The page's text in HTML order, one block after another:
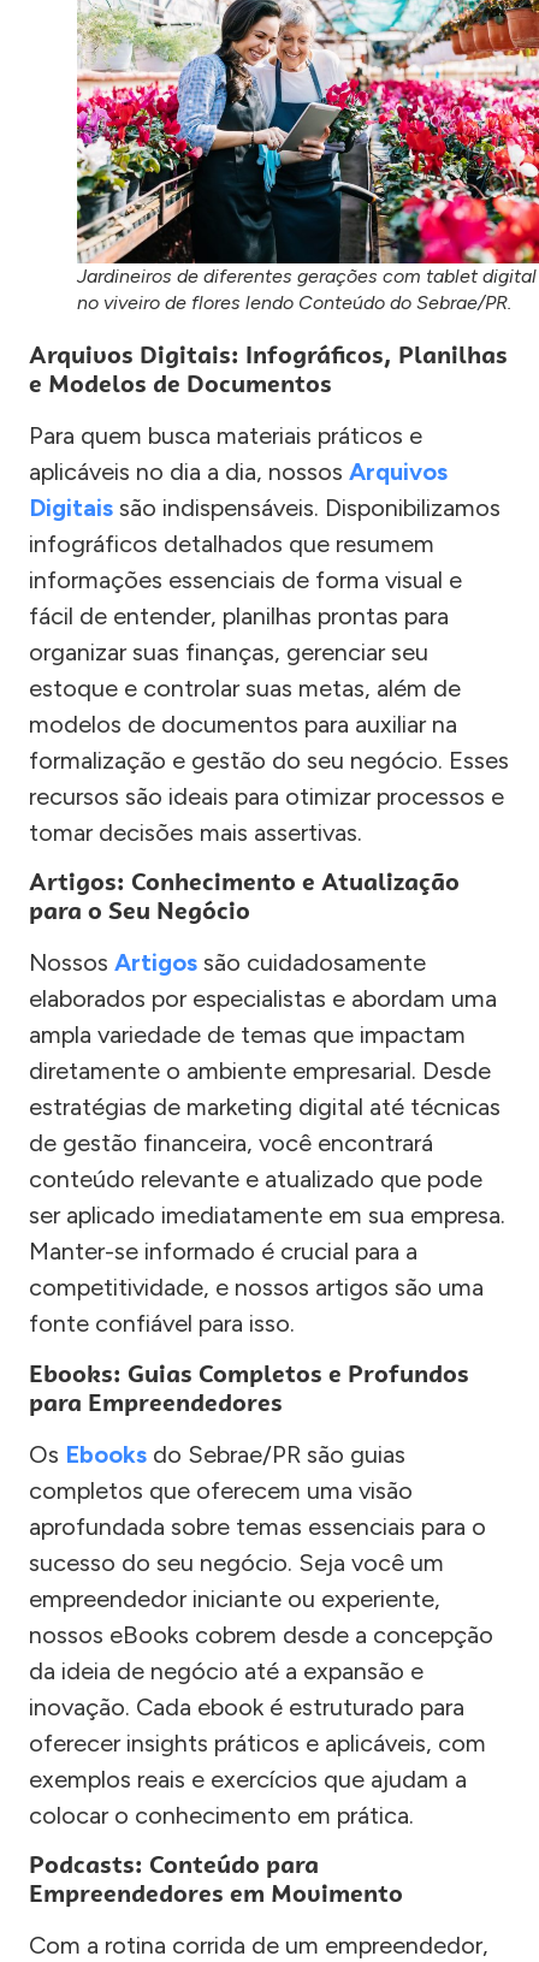
Jardineiros de diferentes gerações com tablet digital
no viveiro de flores lendo Conteúdo do Sebrae/PR.
Arquivos Digitais: Infográficos, Planilhas
e Modelos de Documentos
Para quem busca materiais práticos e
aplicáveis no dia a dia, nossos Arquivos
Digitais são indispensáveis. Disponibilizamos
infográficos detalhados que resumem
informações essenciais de forma visual e
fácil de entender, planilhas prontas para
organizar suas finanças, gerenciar seu
estoque e controlar suas metas, além de
modelos de documentos para auxiliar na
formalização e gestão do seu negócio. Esses
recursos são ideais para otimizar processos e
tomar decisões mais assertivas.
Artigos: Conhecimento e Atualização
para o Seu Negócio
Nossos Artigos são cuidadosamente
elaborados por especialistas e abordam uma
ampla variedade de temas que impactam
diretamente o ambiente empresarial. Desde
estratégias de marketing digital até técnicas
de gestão financeira, você encontrará
conteúdo relevante e atualizado que pode
ser aplicado imediatamente em sua empresa.
Manter-se informado é crucial para a
competitividade, e nossos artigos são uma
fonte confiável para isso.
Ebooks: Guias Completos e Profundos
para Empreendedores
Os Ebooks do Sebrae/PR são guias
completos que oferecem uma visão
aprofundada sobre temas essenciais para o
sucesso do seu negócio. Seja você um
empreendedor iniciante ou experiente,
nossos eBooks cobrem desde a concepção
da ideia de negócio até a expansão e
inovação. Cada ebook é estruturado para
oferecer insights práticos e aplicáveis, com
exemplos reais e exercícios que ajudam a
colocar o conhecimento em prática.
Podcasts: Conteúdo para
Empreendedores em Movimento
Com a rotina corrida de um empreendedor,